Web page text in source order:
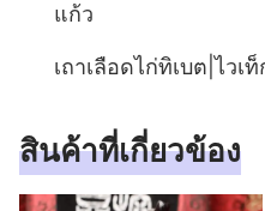
แก้ว
เถาเลือดไก่ทิเบต|ไวเ
สินค้าที่เกี่ยวข้อง